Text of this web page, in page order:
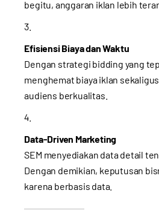
begitu, anggaran iklan lebih
Efisiensi Biaya dan Waktu
Dengan strategi bidding yang
menghemat biaya iklan
audiens berkualitas.
Data-Driven Marketing
SEM menyediakan data detail
Dengan demikian, keputusan
karena berbasis data.